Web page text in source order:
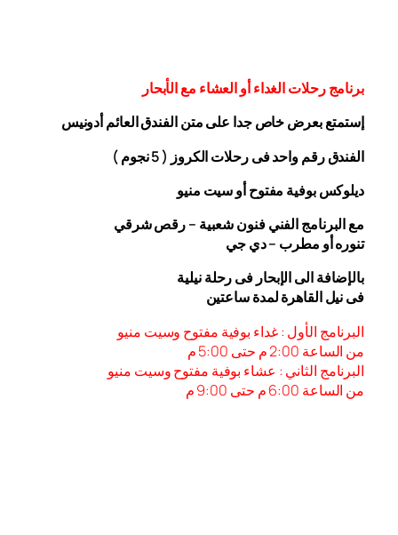
برنامج رحلات الغداء أو العشاء مع الأبحار
إستمتع بعرض خاص جدا على متن الفندقالعائم أدونيس
الفندق رقم واحد فى رحلات الكروز ( 5 نجوم )
ديلوكس بوفية مفتوح أو سيت منيو
مع البرنامج الفني فنون شعبية – رقص شرقي
تنوره أو مطرب – دي جي
بالإضافة الى الإبحار فى رحلة نيلية
فى نيل القاهرة لمدة ساعتين
البرنامج الأول : غداء بوفية مفتوح وسيت منيو
من الساعة 2:00 م حتى 5:00 م
البرنامج الثاني : عشاء بوفية مفتوح وسيت منيو
من الساعة 6:00
م حتى 9:00 م